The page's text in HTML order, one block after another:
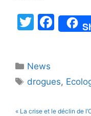
T
er
F
a
b
o
Catégories
News
Étiquettes
drogues,
« La crise et le déclin de